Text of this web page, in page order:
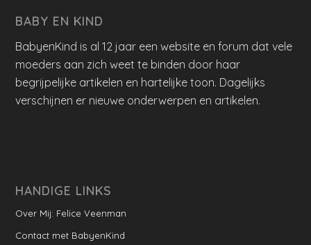
BABY EN KIND
BabyenKind is al 12 jaar een website en forum dat vele
moeders aan zich weet te binden door haar
begrijpelijke artikelen en hartelijke toon. Dagelijks
verschijnen er nieuwe onderwerpen en artikelen.
HANDIGE LINKS
Over Mij: Felice Veenman
Contact met BabyenKind